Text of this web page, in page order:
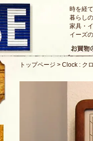
時を経
暮らし
家具・
イーズ
トップページ > Clock : ク